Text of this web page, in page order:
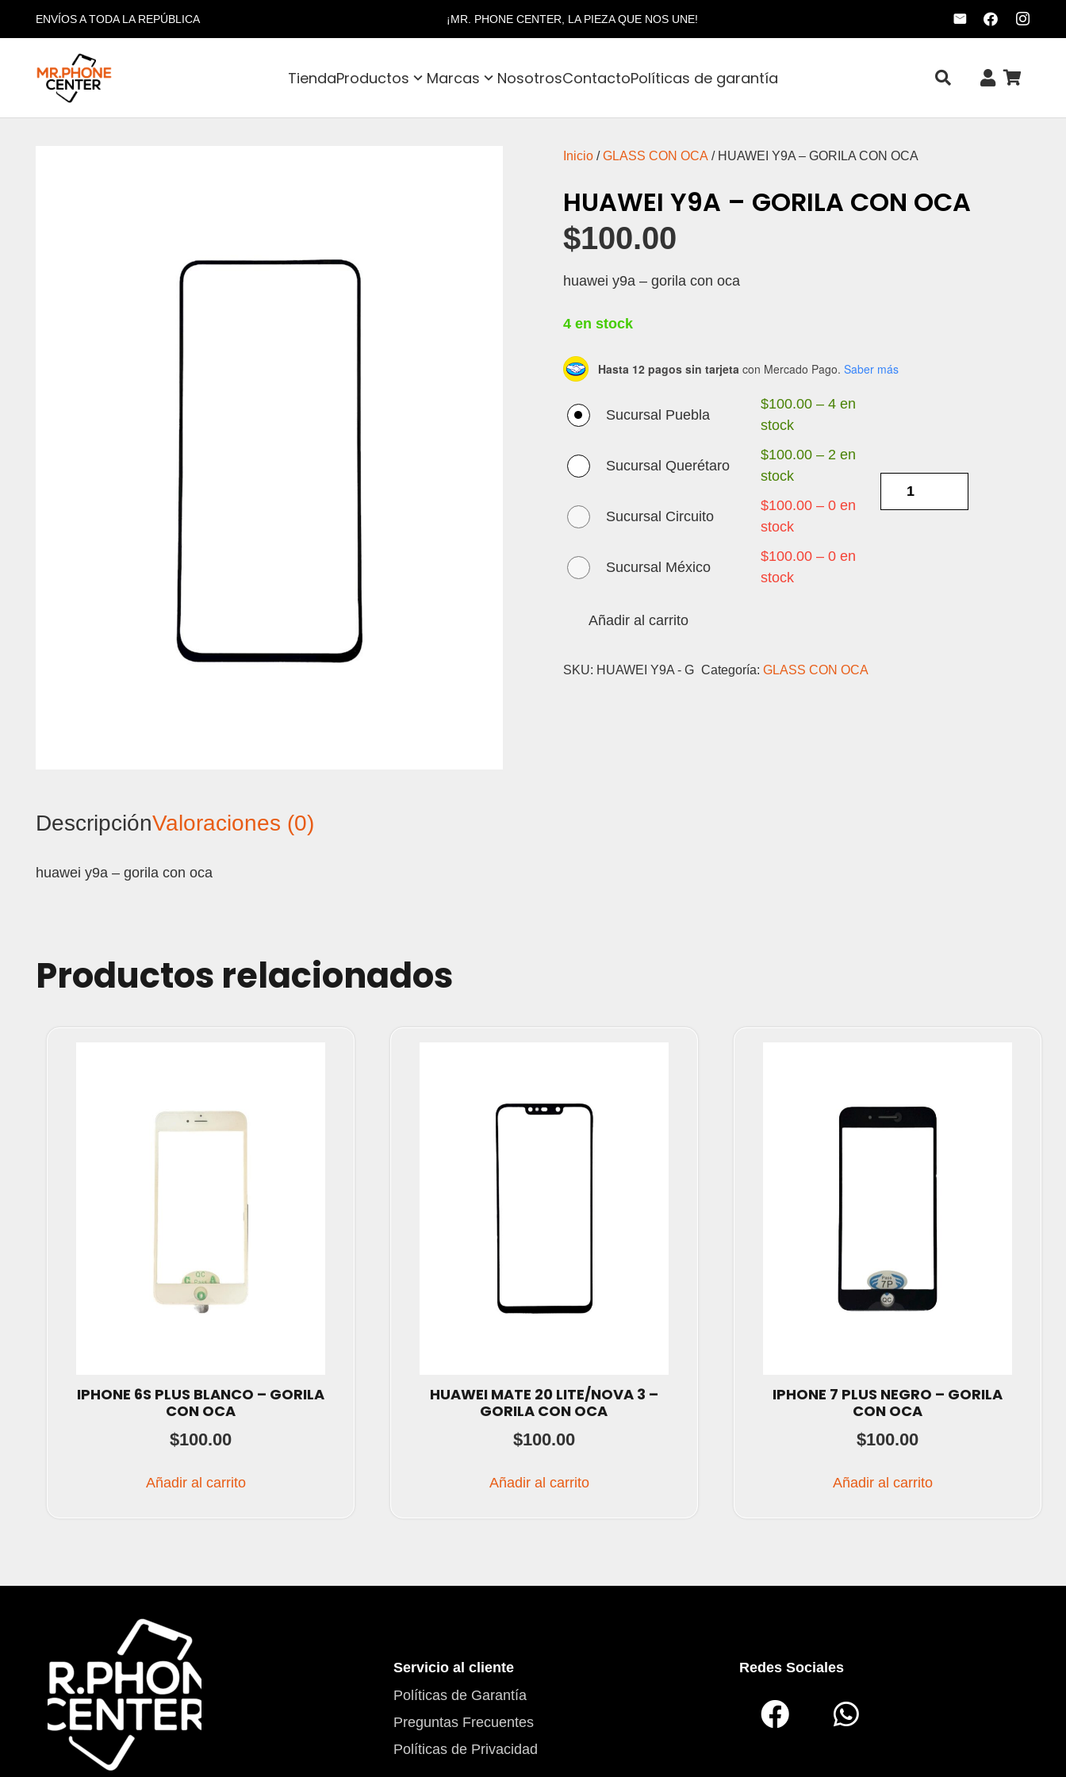
ENVÍOS A TODA LA REPÚBLICA ¡MR. PHONE CENTER, LA PIEZA QUE NOS UNE!
TiendaProductos Marcas NosotrosContactoPolíticas de garantía
Inicio/GLASS CON OCA / HUAWEI Y9A – GORILA CON OCA
HUAWEI Y9A – GORILA CON OCA
$100.00
huawei y9a – gorila con oca
4 en stock
Hasta 12 pagos sin tarjeta con Mercado Pago. Saber más
Sucursal Puebla
$100.00– 4 en
stock
Sucursal Querétaro
$100.00– 2 en
stock
Sucursal Circuito
$100.00– 0 en
stock
Sucursal México
$100.00– 0 en
stock
Añadir al carrito
SKU: HUAWEI Y9A - G Categoría:GLASS CON OCA
DescripciónValoraciones (0)
huawei y9a – gorila con oca
Productos relacionados
IPHONE 6S PLUS BLANCO – GORILA
CON OCA
$100.00
Añadir al carrito
HUAWEI MATE 20 LITE/NOVA 3 –
GORILA CON OCA
$100.00
Añadir al carrito
IPHONE 7 PLUS NEGRO – GORILA
CON OCA
$100.00
Añadir al carrito
Servicio al cliente
Políticas de Garantía
Preguntas Frecuentes
Políticas de Privacidad
Redes Sociales